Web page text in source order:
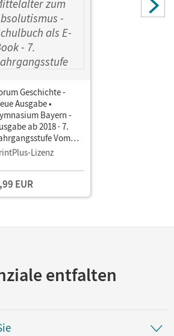
Geschichte -
Ausgabe •
Bayern -
ab 2018 · 7.
Vom
zum
als E-Book
Lizenz
EUR
entfalten